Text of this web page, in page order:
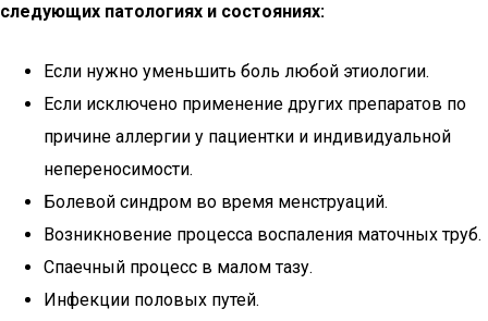
следующих патологиях и состояниях:
Если нужно уменьшить боль любой этиологии.
Если исключено применение других препаратов по
причине аллергии у пациентки и индивидуальной
непереносимости.
Болевой синдром во время менструаций.
Возникновение процесса воспаления маточных труб.
Спаечный процесс в малом тазу.
Инфекции половых путей.